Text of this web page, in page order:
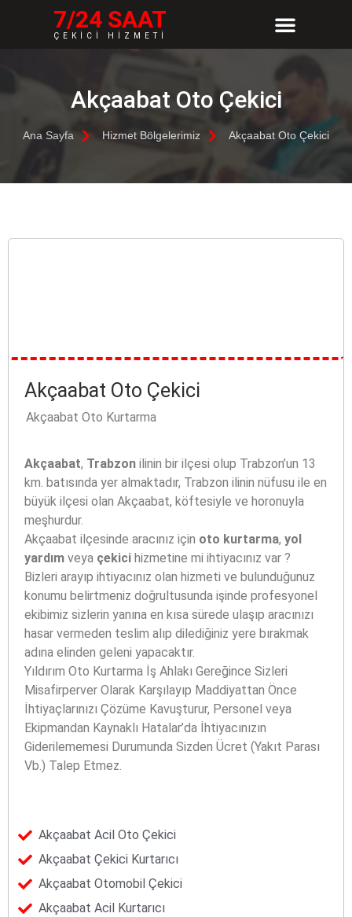
7/24 SAAT
ÇEKİCİ HİZMETİ
Akçaabat Oto Çekici
Ana Sayfa Hizmet Bölgelerimiz Akçaabat Oto Çekici
Akçaabat Oto Çekici
Akçaabat Oto Kurtarma
Akçaabat, Trabzon ilinin bir ilçesi olup Trabzon’un 13
km. batısında yer almaktadır, Trabzon ilinin nüfusu ile en
büyük ilçesi olan Akçaabat, köftesiyle ve horonuyla
meşhurdur.
Akçaabat ilçesinde aracınız için oto kurtarma, yol
yardım veya çekici hizmetine mi ihtiyacınız var ?
Bizleri arayıp ihtiyacınız olan hizmeti ve bulunduğunuz
konumu belirtmeniz doğrultusunda işinde profesyonel
ekibimiz sizlerin yanına en kısa sürede ulaşıp aracınızı
hasar vermeden teslim alıp dilediğiniz yere bırakmak
adına elinden geleni yapacaktır.
Yıldırım Oto Kurtarma İş Ahlakı Gereğince Sizleri
Misafirperver Olarak Karşılayıp Maddiyattan Önce
İhtiyaçlarınızı Çözüme Kavuşturur, Personel veya
Ekipmandan Kaynaklı Hatalar’da İhtiyacınızın
Giderilememesi Durumunda Sizden Ücret (Yakıt Parası
Vb.) Talep Etmez.
Akçaabat Acil Oto Çekici
Akçaabat Çekici Kurtarıcı
Akçaabat Otomobil Çekici
Akçaabat Acil Kurtarıcı